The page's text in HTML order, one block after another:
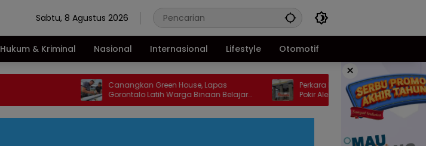
Sabtu, 8 Agustus 2026
Hukum & Kriminal Nasional Internasional Lifestyle Otomotif
×
Canangkan Green House, Lapas
Gorontalo Latih Warga Binaan Belajar
Pertanian Modern
Perkara Korupsi KONI Gorontalo, Miliaran
Pokir Aleg Provinsi Patut Diperiksa Kejati